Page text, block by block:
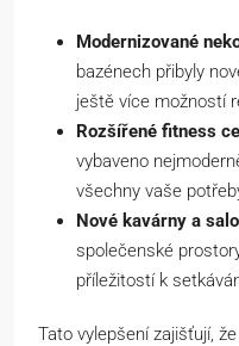
Modernizované
bazénech přibyly
ještě více možností
Rozšířené fitness
vybaveno
všechny vaše
Nové kavárny a
společenské
příležitostí k
Tato vylepšení zajišťují, že